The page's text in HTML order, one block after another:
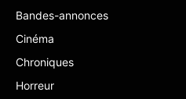
Bandes-annonces
Cinéma
Chroniques
Horreur